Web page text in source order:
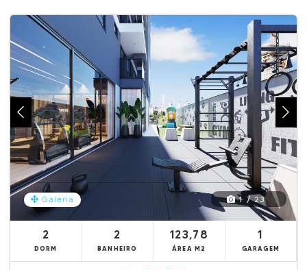
Galeria 1 / 23
2
DORM
2
BANHEIRO
123,78
ÁREA M2
1
GARAGEM